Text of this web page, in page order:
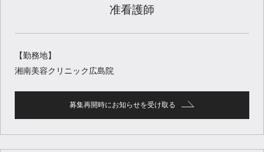
准看護師
【勤務地】
湘南美容クリニック広島院
募集再開時にお知らせを受け取る